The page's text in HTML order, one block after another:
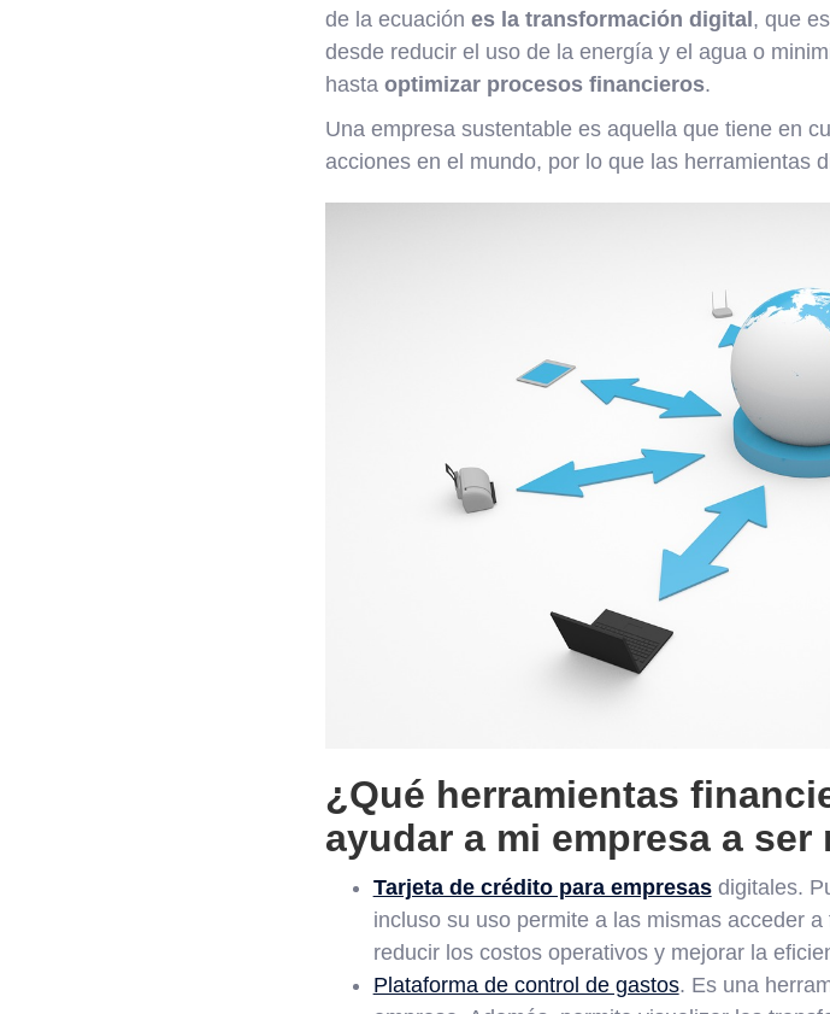
de la ecuación es la transformación digital, que
desde reducir el uso de la energía y el agua o
hasta optimizar procesos financieros.
Una empresa sustentable es aquella que tiene en
acciones en el mundo, por lo que las herramientas
¿Qué herramientas
ayudar a mi empresa a
Tarjeta de crédito para empresasdigitales.
incluso su uso permite a las mismas acceder
reducir los costos operativos y mejorar la
Plataforma de control de gastos. Es una